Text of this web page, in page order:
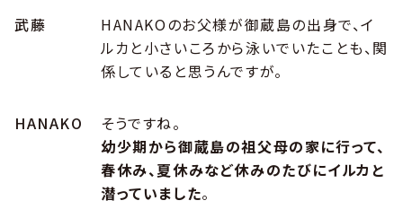
武藤
HANAKOのお父様が御蔵島の出身で、イ
ルカと小さいころから泳いでいたことも、関
係していると思うんですが。
HANAKO
そうですね。
幼少期から御蔵島の祖父母の家に行って、
春休み、夏休みなど休みのたびにイルカと
潜っていました。